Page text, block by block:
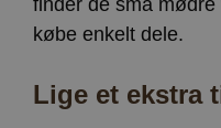
finder de små
købe enkelt dele.
Lige et ekstra